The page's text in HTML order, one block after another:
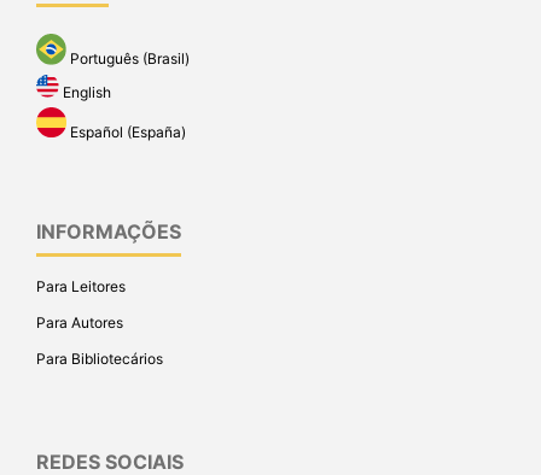
Português (Brasil)
English
Español (España)
INFORMAÇÕES
Para Leitores
Para Autores
Para Bibliotecários
REDES SOCIAIS